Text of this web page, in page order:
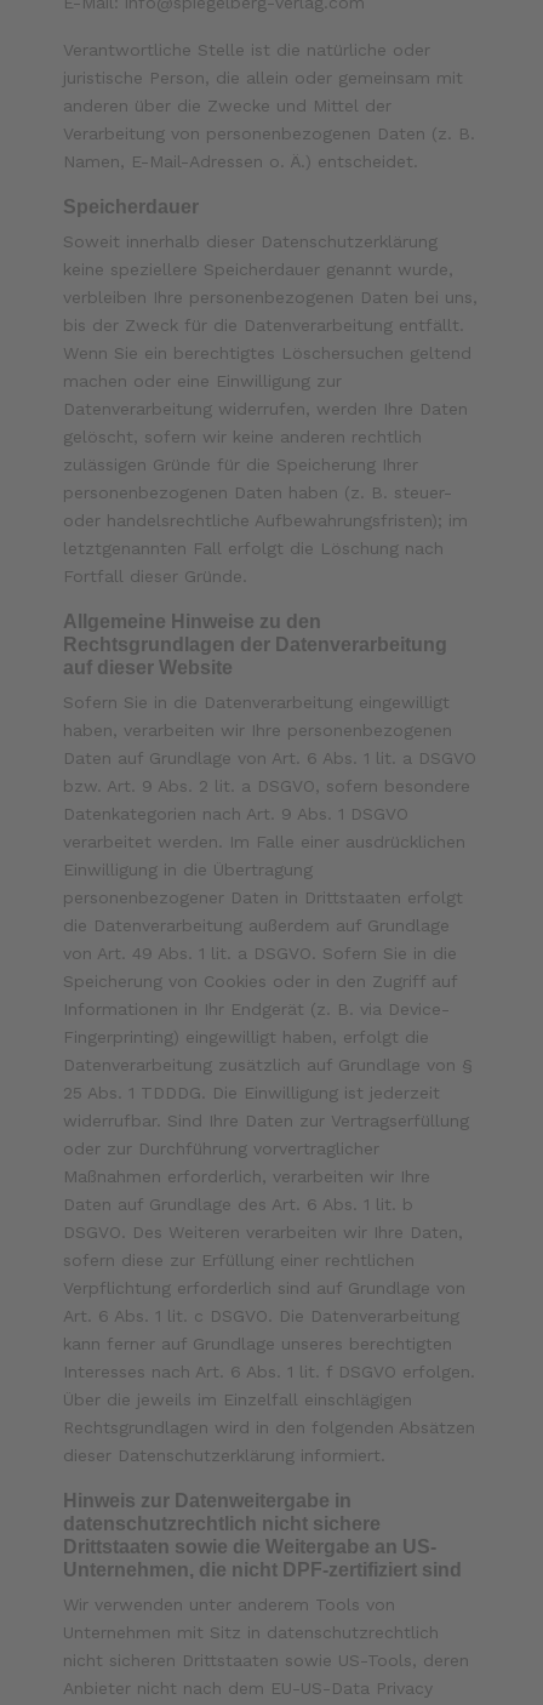
Verantwortliche Stelle ist die natürliche oder
juristische Person, die allein oder gemeinsam mit
anderen über die Zwecke und Mittel der
Verarbeitung von personenbezogenen Daten (z. B.
Namen, E-Mail-Adressen o. Ä.) entscheidet.
Speicherdauer
Soweit innerhalb dieser Datenschutzerklärung
keine speziellere Speicherdauer genannt wurde,
verbleiben Ihre personenbezogenen Daten bei uns,
bis der Zweck für die Datenverarbeitung entfällt.
Wenn Sie ein berechtigtes Löschersuchen geltend
machen oder eine Einwilligung zur
Datenverarbeitung widerrufen, werden Ihre Daten
gelöscht, sofern wir keine anderen rechtlich
zulässigen Gründe für die Speicherung Ihrer
personenbezogenen Daten haben (z. B. steuer-
oder handelsrechtliche Aufbewahrungsfristen); im
letztgenannten Fall erfolgt die Löschung nach
Fortfall dieser Gründe.
Allgemeine Hinweise zu den
Rechtsgrundlagen der Datenverarbeitung
auf dieser Website
Sofern Sie in die Datenverarbeitung eingewilligt
haben, verarbeiten wir Ihre personenbezogenen
Daten auf Grundlage von Art. 6 Abs. 1 lit. a DSGVO
bzw. Art. 9 Abs. 2 lit. a DSGVO, sofern besondere
Datenkategorien nach Art. 9 Abs. 1 DSGVO
verarbeitet werden. Im Falle einer ausdrücklichen
Einwilligung in die Übertragung
personenbezogener Daten in Drittstaaten erfolgt
die Datenverarbeitung außerdem auf Grundlage
von Art. 49 Abs. 1 lit. a DSGVO. Sofern Sie in die
Speicherung von Cookies oder in den Zugriff auf
Informationen in Ihr Endgerät (z. B. via Device-
Fingerprinting) eingewilligt haben, erfolgt die
Datenverarbeitung zusätzlich auf Grundlage von §
25 Abs. 1 TDDDG. Die Einwilligung ist jederzeit
widerrufbar. Sind Ihre Daten zur Vertragserfüllung
oder zur Durchführung vorvertraglicher
Maßnahmen erforderlich, verarbeiten wir Ihre
Daten auf Grundlage des Art. 6 Abs. 1 lit. b
DSGVO. Des Weiteren verarbeiten wir Ihre Daten,
sofern diese zur Erfüllung einer rechtlichen
Verpflichtung erforderlich sind auf Grundlage von
Art. 6 Abs. 1 lit. c DSGVO. Die Datenverarbeitung
kann ferner auf Grundlage unseres berechtigten
Interesses nach Art. 6 Abs. 1 lit. f DSGVO erfolgen.
Über die jeweils im Einzelfall einschlägigen
Rechtsgrundlagen wird in den folgenden Absätzen
dieser Datenschutzerklärung informiert.
Hinweis zur Datenweitergabe in
datenschutzrechtlich nicht sichere
Drittstaaten sowie die Weitergabe an US-
Unternehmen, die nicht DPF-zertifiziert sind
Wir verwenden unter anderem Tools von
Unternehmen mit Sitz in datenschutzrechtlich
nicht sicheren Drittstaaten sowie US-Tools, deren
Anbieter nicht nach dem EU-US-Data Privacy